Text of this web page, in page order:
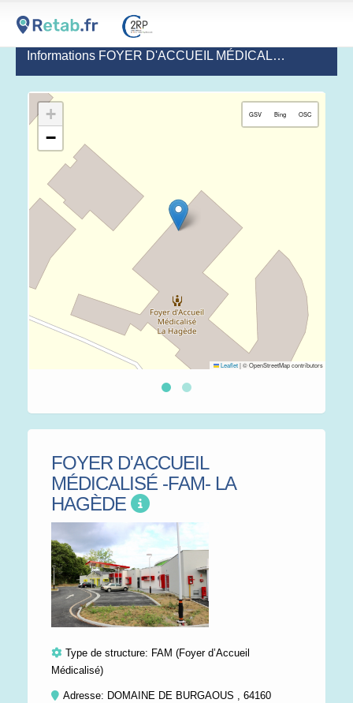
Informations FOYER D'ACCUEIL MÉDICALISÉ -FAM- LA HAGÈDE
+
−
GSV Bing OSC
Leaflet|© OpenStreetMap contributors
FOYER D'ACCUEIL
MÉDICALISÉ -FAM- LA
HAGÈDE
Type de structure: FAM (Foyer d’Accueil
Médicalisé)
Adresse: DOMAINE DE BURGAOUS , 64160